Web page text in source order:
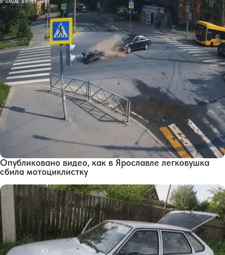
Опубликовано видео, как в Ярославле легковушка
сбила мотоциклистку